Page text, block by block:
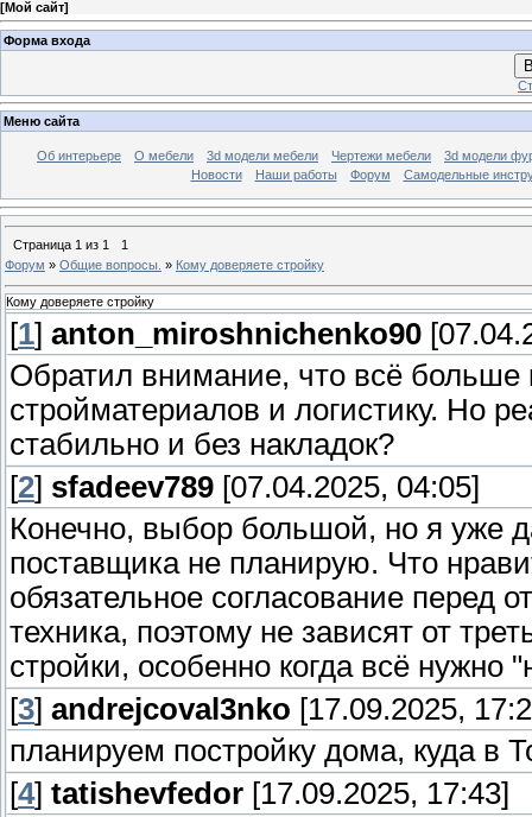
[Мой сайт]
Форма входа
Меню сайта
Об интерьере О мебели 3d модели мебели Чертежи мебели
3d модели
Новости
Наши работы Форум Самодельные
Страница 1 из 1
1
Форум » Общие вопросы. » Кому доверяете стройку
Кому доверяете стройку
[1] anton_miroshnichenko90
Обратил внимание, что всё больше
стройматериалов и логистику. Но
стабильно и без накладок?
[2] sfadeev789 [07.04.2025, 04:05]
Конечно, выбор большой, но я уже
поставщика не планирую. Что
обязательное согласование перед
техника, поэтому не зависят от
стройки, особенно когда всё нужно
[3] andrejcoval3nko [17.09.2025,
планируем постройку дома, куда в
[4] tatishevfedor [17.09.2025, 17:43]